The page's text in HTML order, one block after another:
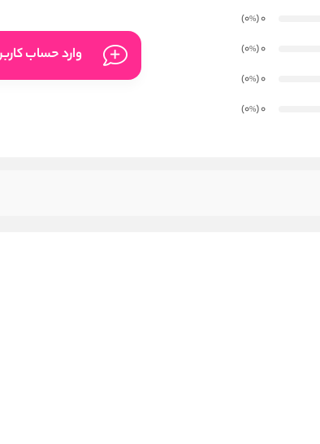
0
(0
%
)
0
(0
%
)
0
(0
%
)
0
(0
%
)
وارد حساب